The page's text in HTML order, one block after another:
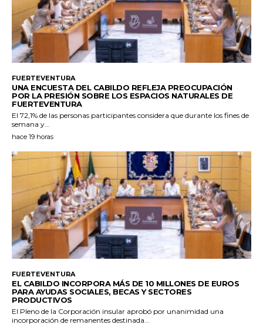
FUERTEVENTURA
UNA ENCUESTA DEL CABILDO REFLEJA PREOCUPACIÓN
POR LA PRESIÓN SOBRE LOS ESPACIOS NATURALES DE
FUERTEVENTURA
El 72,1% de las personas participantes considera que durante los fines de
semana y...
hace 19 horas
FUERTEVENTURA
EL CABILDO INCORPORA MÁS DE 10 MILLONES DE EUROS
PARA AYUDAS SOCIALES, BECAS Y SECTORES
PRODUCTIVOS
El Pleno de la Corporación insular aprobó por unanimidad una
incorporación de remanentes destinada...